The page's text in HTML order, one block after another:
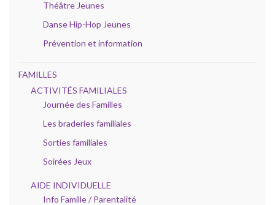
Théâtre Jeunes
Danse Hip-Hop Jeunes
Prévention et information
FAMILLES
ACTIVITÉS FAMILIALES
Journée des Familles
Les braderies familiales
Sorties familiales
Soirées Jeux
AIDE INDIVIDUELLE
Info Famille / Parentalité